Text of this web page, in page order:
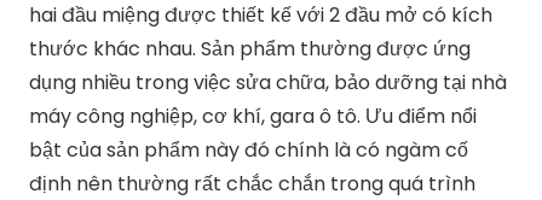
hai đầu miệng được thiết kế với 2 đầu mở có kích
thước khác nhau. Sản phẩm thường được ứng
dụng nhiều trong việc sửa chữa, bảo dưỡng tại nhà
máy công nghiệp, cơ khí, gara ô tô. Ưu điểm nổi
bật của sản phẩm này đó chính là có ngàm cố
định nên thường rất chắc chắn trong quá trình